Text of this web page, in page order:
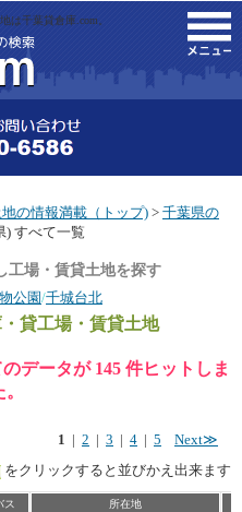
は千葉貸倉庫.com。
の情報満載（トップ) > 千葉県の
) すべて一覧
工場・賃貸土地を探す
公園/千城台北
貸工場・賃貸土地
データが 145 件ヒットしま
1 | 2 | 3 | 4 | 5 Next≫
をクリックすると並びかえ出来ます
ス
所在地